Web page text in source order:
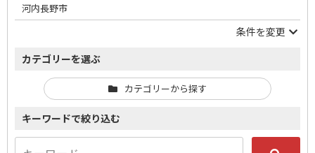
河内長野市
条件を変更
カテゴリーを選ぶ
カテゴリーから探す
キーワードで絞り込む